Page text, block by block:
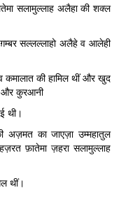
सलामुल्लाह अलैहा की शक्ल
सल्लल्लाहो अलैहे व आलेही
कमालात की हामिल थीं और खुद
और कुरआनी
थी।
का जाएज़ा उम्महातुल
फ़ातेमा ज़हरा सलामुल्लाह
थीं।